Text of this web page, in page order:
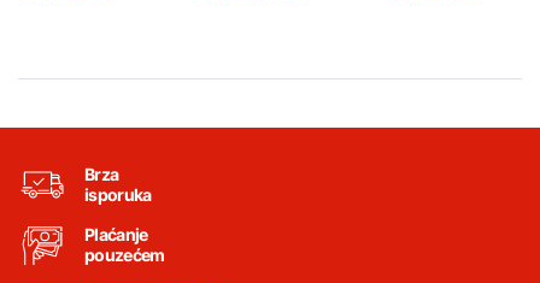
Brza
isporuka
Plaćanje
pouzećem